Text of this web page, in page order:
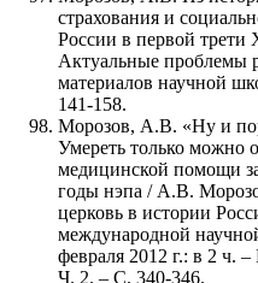
страхования и
России в первой
Актуальные проблемы
материалов научной
141-158.
Морозов, А.В. «Ну и
Умереть только можно
медицинской помощи
годы нэпа / А.В.
церковь в истории
международной
февраля 2012 г.: в 2 ч.
Ч. 2. – С. 340-346.